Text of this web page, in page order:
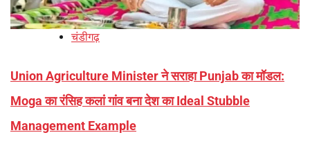
चंडीगढ़
Union Agriculture Minister ने सराहा Punjab का मॉडल:
Moga का रंसिह कलां गांव बना देश का Ideal Stubble
Management Example